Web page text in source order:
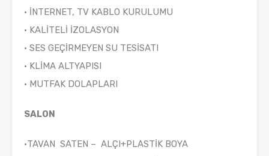
• İNTERNET, TV KABLO KURULUMU
• KALİTELİ İZOLASYON
• SES GEÇİRMEYEN SU TESİSATI
• KLİMA ALTYAPISI
• MUTFAK DOLAPLARI
SALON
•TAVAN SATEN – ALÇI+PLASTİK BOYA